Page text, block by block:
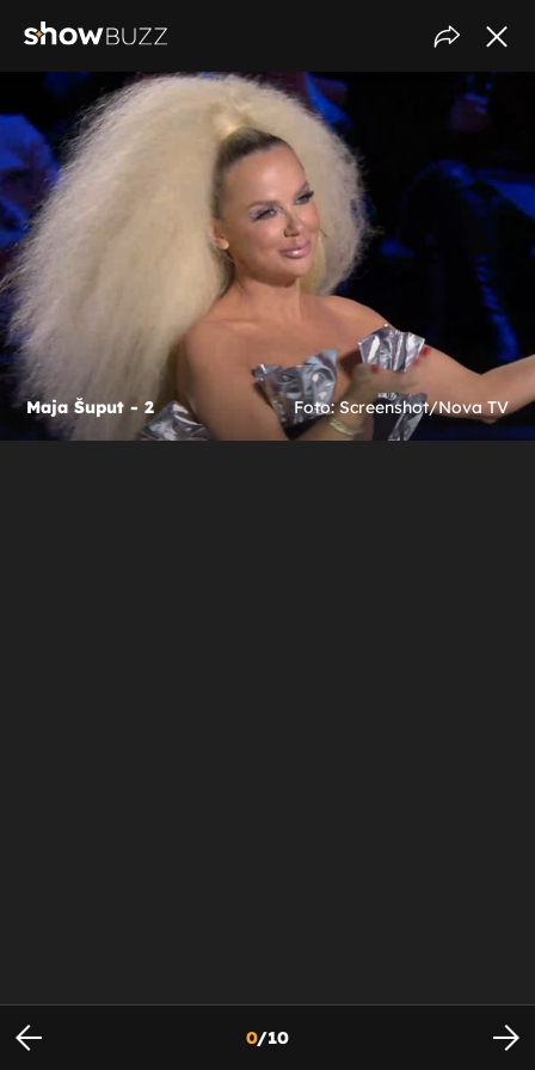
Maja Šuput - 2 Foto: Screenshot/Nova TV
0/10